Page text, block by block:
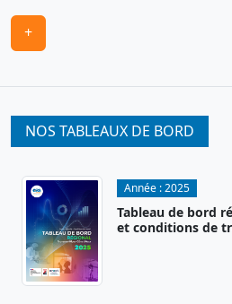
+
NOS TABLEAUX DE BORD
Année :2025
Tableau de bord
et conditions de